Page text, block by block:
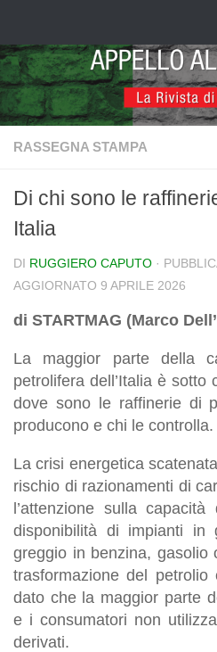
RASSEGNA STAMPA
Di chi sono le
Italia
DI RUGGIERO CAPUTO ·
AGGIORNATO 9 APRILE 2026
di STARTMAG (Marco
La maggior parte della
petrolifera dell’Italia è sotto
dove sono le raffinerie di
producono e chi le controlla.
La crisi energetica
rischio di razionamenti di
l’attenzione sulla
disponibilità di impianti in
greggio in benzina, gasolio
trasformazione del petrolio
dato che la maggior parte
e i consumatori non
derivati.